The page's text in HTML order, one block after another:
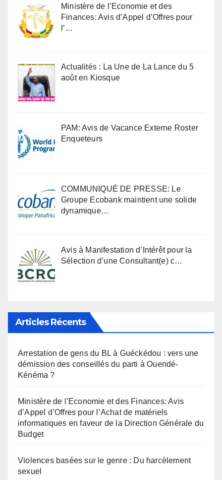
Ministère de l’Economie et des
Finances: Avis d’Appel d’Offres pour
l’…
Actualités : La Une de La Lance du 5
août en Kiosque
PAM: Avis de Vacance Externe Roster
Enqueteurs
COMMUNIQUÉ DE PRESSE: Le
Groupe Ecobank maintient une solide
dynamique…
Avis à Manifestation d’Intérêt pour la
Sélection d’une Consultant(e) c…
Articles Récents
Arrestation de gens du BL à Guéckédou : vers une
démission des conseillés du parti à Ouendé-
Kénéma ?
Ministère de l’Economie et des Finances: Avis
d’Appel d’Offres pour l’Achat de matériels
informatiques en faveur de la Direction Générale du
Budget
Violences basées sur le genre : Du harcèlement
sexuel